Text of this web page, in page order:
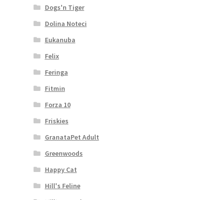
Dogs'n Tiger
Dolina Noteci
Eukanuba
Felix
Feringa
Fitmin
Forza 10
Friskies
GranataPet Adult
Greenwoods
Happy Cat
Hill's Feline